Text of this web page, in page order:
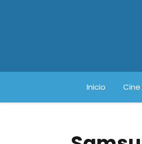
Inicio Cine